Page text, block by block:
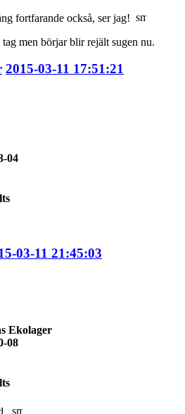
fortfarande också, ser jag!
men börjar blir rejält sugen nu.
2015-03-11 17:51:21
04
03-11 21:45:03
Ekolager
08